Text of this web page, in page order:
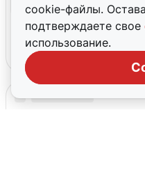
cookie-файлы.
подтверждаете свое
использование.